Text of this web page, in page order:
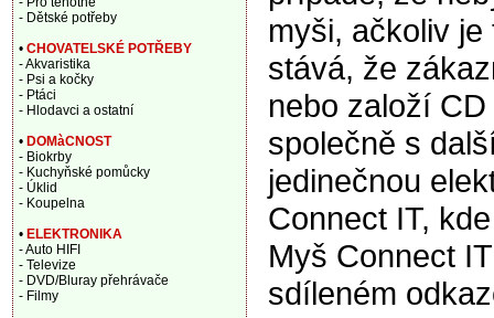
myši, ačkoliv
stává, že
nebo založí
společně s
jedinečnou
Connect IT,
Myš Connect
sdíleném
- Dětské potřeby
• CHOVATELSKÉ POTŘEBY
- Akvaristika
- Psi a kočky
- Ptáci
- Hlodavci a ostatní
• DOMàCNOST
- Biokrby
- Kuchyňské pomůcky
- Úklid
- Koupelna
• ELEKTRONIKA
- Auto HIFI
- Televize
- DVD/Bluray přehrávače
- Filmy